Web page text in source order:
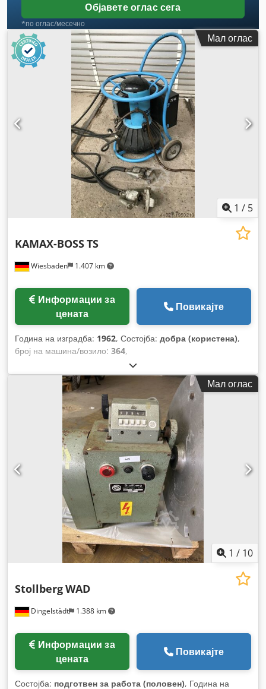
Објавете оглас сега
*по оглас/месечно
Мал оглас
1 / 5
Wiesbaden 1.407 km
KAMAX-BOSSTS
цената
Повикајте
Година на изградба: 1962, Состојба: добра (користена),
број на машина/возило: 364,
Мал оглас
1 / 10
Dingelstädt 1.388 km
StollbergWAD
цената
Повикајте
Состојба: подготвен за работа (половен), Година на